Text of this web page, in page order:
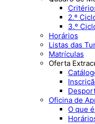
2.º
3.º
Horários
Listas das
Matrículas
Oferta
Oficina de
O que